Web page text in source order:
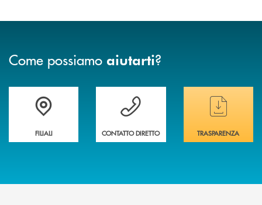
Come possiamo aiutarti?
Trova la filiale&nbsp; più vicina a te
FILIALI
Hai bisogno di assistenza immediata ?
CONTATTO DIRETTO
Hai bisogno di
TRASPARENZA